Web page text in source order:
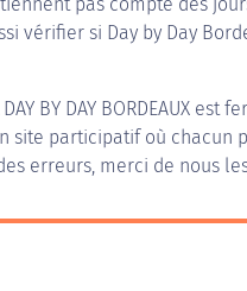
vérifier si Day by Day
DAY BY DAY BORDEAUX est
site participatif où chacun
erreurs, merci de nous